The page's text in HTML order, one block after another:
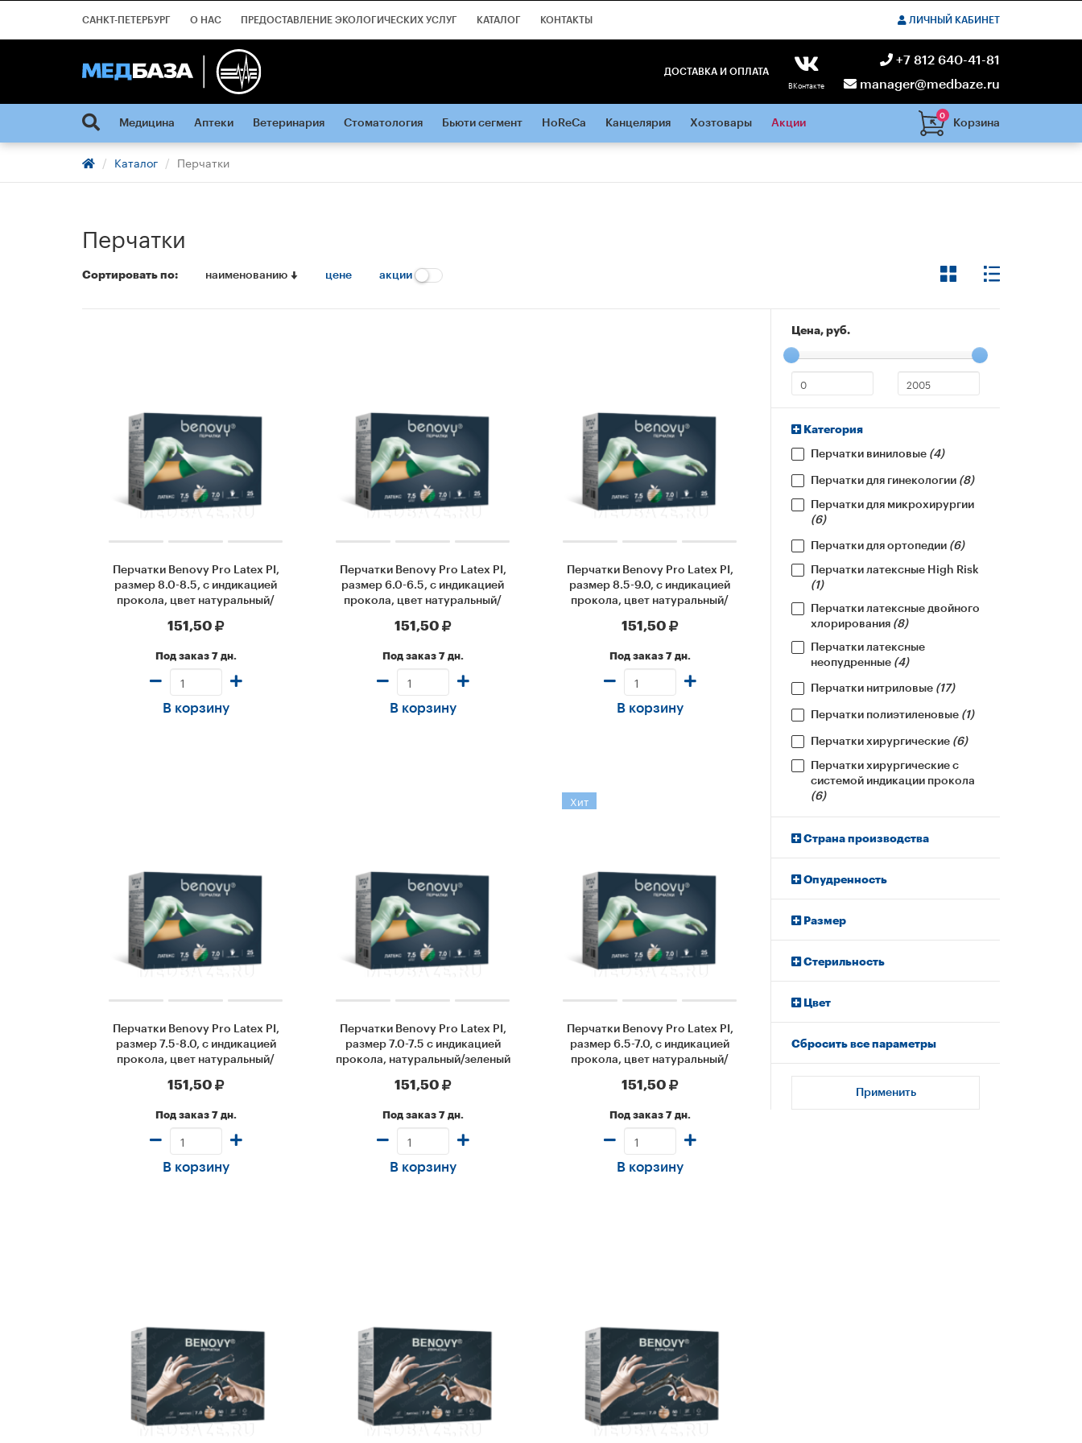
САНКТ-ПЕТЕРБУРГ О НАС ПРЕДОСТАВЛЕНИЕ ЭКОЛОГИЧЕСКИХ УСЛУГ КАТАЛОГ КОНТАКТЫ ЛИЧНЫЙ КАБИНЕТ
ДОСТАВКА И ОПЛАТА
ВКонтакте
+7 812 640-41-81
manager@medbaze.ru
0
Корзина
Медицина Аптеки Ветеринария Стоматология Бьюти сегмент HoReCa Канцелярия Хозтовары Акции
Каталог Перчатки
Перчатки
Сортировать по: наименованию цене акции
Перчатки Benovy Pro Latex PI,
размер 8.0-8.5, с индикацией
прокола, цвет натуральный/
пары/уп
151,50
Под заказ 7 дн.
В корзину
Перчатки Benovy Pro Latex PI,
размер 6.0-6.5, с индикацией
прокола, цвет натуральный/
151,50
Под заказ 7 дн.
В корзину
Перчатки Benovy Pro Latex PI,
размер 8.5-9.0, с индикацией
прокола, цвет натуральный/
пары/уп
151,50
Под заказ 7 дн.
В корзину
Перчатки Benovy Pro Latex PI,
размер 7.5-8.0, с индикацией
прокола, цвет натуральный/
пары/уп
151,50
Под заказ 7 дн.
В корзину
Перчатки Benovy Pro Latex PI,
размер 7.0-7.5 с индикацией
прокола, натуральный/зеленый
151,50
Под заказ 7 дн.
В корзину
Хит
Перчатки Benovy Pro Latex PI,
размер 6.5-7.0, с индикацией
прокола, цвет натуральный/
151,50
Под заказ 7 дн.
В корзину
Цена, руб.
Категория
Перчатки виниловые (4)
Перчатки для гинекологии (8)
Перчатки для микрохирургии
(6)
Перчатки для ортопедии (6)
Перчатки латексные High Risk
(1)
Перчатки латексные двойного
хлорирования (8)
Перчатки латексные
неопудренные (4)
Перчатки нитриловые (17)
Перчатки полиэтиленовые (1)
Перчатки хирургические (6)
Перчатки хирургические с
системой индикации прокола
(6)
Страна производства
Опудренность
Размер
Стерильность
Цвет
Сбросить все параметры
Применить